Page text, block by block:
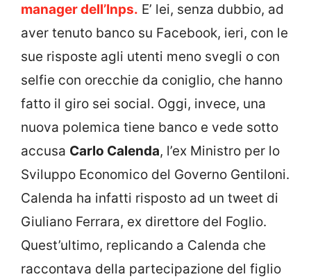
manager dell’Inps. E’ lei, senza dubbio, ad
aver tenuto banco su Facebook, ieri, con le
sue risposte agli utenti meno svegli o con
selfie con orecchie da coniglio, che hanno
fatto il giro sei social. Oggi, invece, una
nuova polemica tiene banco e vede sotto
accusa Carlo Calenda, l’ex Ministro per lo
Sviluppo Economico del Governo Gentiloni.
Calenda ha infatti risposto ad un tweet di
Giuliano Ferrara, ex direttore del Foglio.
Quest’ultimo, replicando a Calenda che
raccontava della partecipazione del figlio